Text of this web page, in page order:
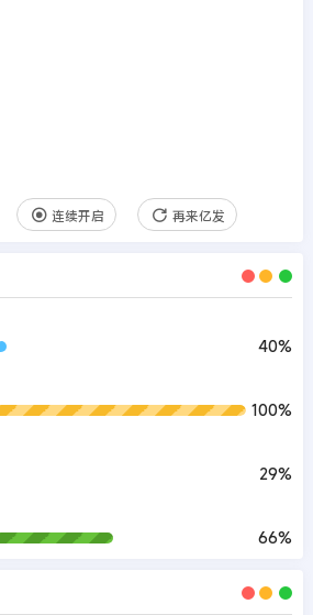
连续开启 再来亿发
40%
100%
29%
66%